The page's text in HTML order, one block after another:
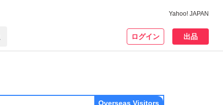
Yahoo! JAPAN
ログイン 出品
Overseas Visitors